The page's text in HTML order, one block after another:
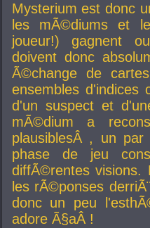
Mysterium est donc
les mÃ©diums et
joueur!) gagnent
doivent donc
Ã©change de
ensembles d'indices
d'un suspect et
mÃ©dium a
plausiblesÂ , un par
phase de jeu
diffÃ©rentes visions.
les rÃ©ponses
donc un peu
adore Ã§aÂ !